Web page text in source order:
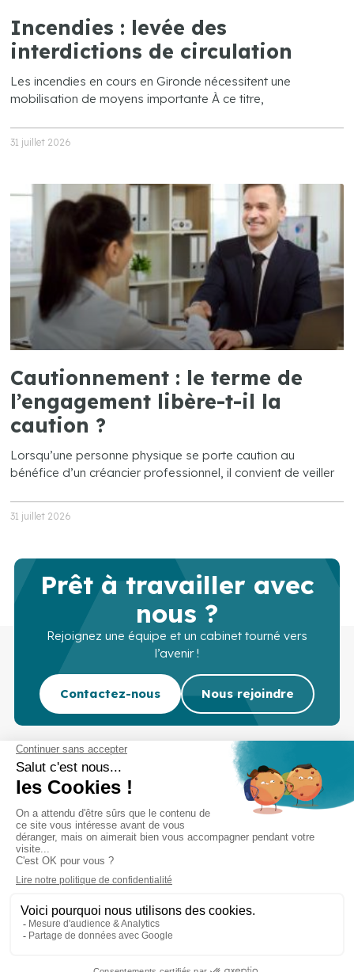
Incendies : levée des
interdictions de circulation
Les incendies en cours en Gironde nécessitent une
mobilisation de moyens importante À ce titre,
31 juillet 2026
Cautionnement : le terme de
l’engagement libère-t-il la
caution ?
Lorsqu’une personne physique se porte caution au
bénéfice d’un créancier professionnel, il convient de veiller
31 juillet 2026
Prêt à travailler avec
nous ?
Rejoignez une équipe et un cabinet tourné vers
l’avenir !
Contactez-nous Nous rejoindre
Cabinet d’experts-comptables commissaires aux
Services Secteurs